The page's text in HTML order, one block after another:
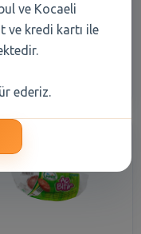
41,00 TL
ve Kocaeli
ve kredi kartı ile
ederiz.